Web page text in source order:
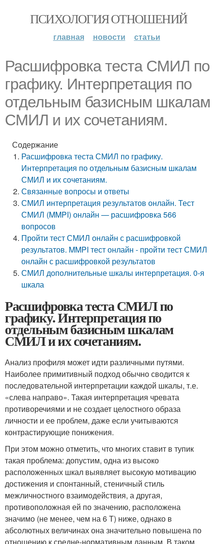
ПСИХОЛОГИЯ ОТНОШЕНИЙ
главная новости статьи
Расшифровка теста СМИЛ по
графику. Интерпретация по
отдельным базисным шкалам
СМИЛ и их сочетаниям.
Содержание
Расшифровка теста СМИЛ по графику.
Интерпретация по отдельным базисным шкалам
СМИЛ и их сочетаниям.
Связанные вопросы и ответы
СМИЛ интерпретация результатов онлайн. Тест
СМИЛ (MMPI) онлайн — расшифровка 566
вопросов
Пройти тест СМИЛ онлайн с расшифровкой
результатов. MMPI тест онлайн - пройти тест СМИЛ
онлайн с расшифровкой результатов
СМИЛ дополнительные шкалы интерпретация. 0-я
шкала
Расшифровка теста СМИЛ по
графику. Интерпретация по
отдельным базисным шкалам
СМИЛ и их сочетаниям.
Анализ профиля может идти различными путями.
Наиболее примитивный подход обычно сводится к
последовательной интерпретации каждой шкалы, т.е.
«слева направо». Такая интерпретация чревата
противоречиями и не создает целостного образа
личности и ее проблем, даже если учитываются
контрастирующие понижения.
При этом можно отметить, что многих ставит в тупик
такая проблема: допустим, одна из высоко
расположенных шкал выявляет высокую мотивацию
достижения и спонтанный, стеничный стиль
межличностного взаимодействия, а другая,
противоположная ей по значению, расположена
значимо (не менее, чем на 6 Т) ниже, однако в
абсолютных величинах она значительно повышена по